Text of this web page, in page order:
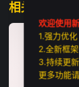
相关推荐
欢迎使用
1.强力优化
2.全新框
3.持续更
更多功能